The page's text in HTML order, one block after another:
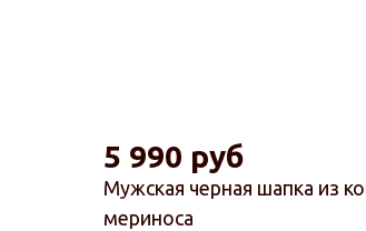
Мужская черная шапка из
мериноса
5 990 руб